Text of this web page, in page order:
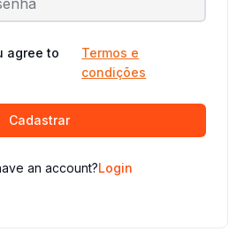
agree to
Termos e
condições
Cadastrar
an account?Login